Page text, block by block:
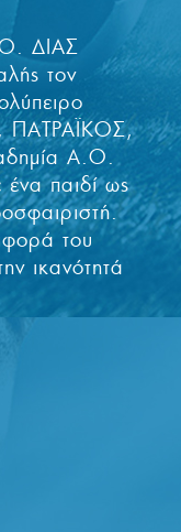
ΔΙΑΣ
τον
ΠΑΤΡΑΪΚΟΣ,
Α.Ο.
ένα παιδί ως
του
ικανότητά